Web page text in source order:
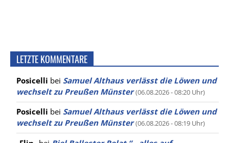
LETZTE KOMMENTARE
Posicelli bei Samuel Althaus verlässt die Löwen und
wechselt zu Preußen Münster (06.08.2026 - 08:20 Uhr)
Posicelli bei Samuel Althaus verlässt die Löwen und
wechselt zu Preußen Münster (06.08.2026 - 08:19 Uhr)